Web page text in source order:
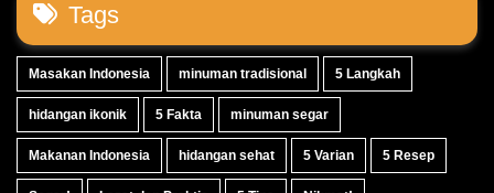
Tags
Masakan Indonesia minuman tradisional 5 Langkah
hidangan ikonik 5 Fakta minuman segar
Makanan Indonesia hidangan sehat 5 Varian 5 Resep